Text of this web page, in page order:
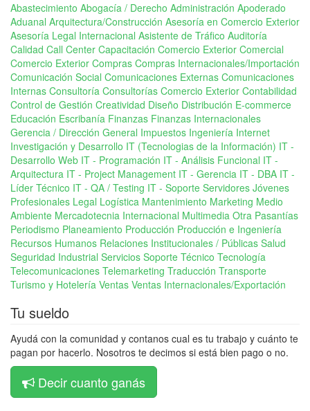
Abastecimiento Abogacía / Derecho Administración Apoderado
Aduanal Arquitectura/Construcción Asesoría en Comercio Exterior
Asesoría Legal Internacional Asistente de Tráfico Auditoría
Calidad Call Center Capacitación Comercio Exterior Comercial
Comercio Exterior Compras Compras Internacionales/Importación
Comunicación Social Comunicaciones Externas Comunicaciones
Internas Consultoría Consultorías Comercio Exterior Contabilidad
Control de Gestión Creatividad Diseño Distribución E-commerce
Educación Escribanía Finanzas Finanzas Internacionales
Gerencia / Dirección General Impuestos Ingeniería Internet
Investigación y Desarrollo IT (Tecnologias de la Información) IT -
Desarrollo Web IT - Programación IT - Análisis Funcional IT -
Arquitectura IT - Project Management IT - Gerencia IT - DBA IT -
Líder Técnico IT - QA / Testing IT - Soporte Servidores Jóvenes
Profesionales Legal Logística Mantenimiento Marketing Medio
Ambiente Mercadotecnia Internacional Multimedia Otra Pasantías
Periodismo Planeamiento Producción Producción e Ingeniería
Recursos Humanos Relaciones Institucionales / Públicas Salud
Seguridad Industrial Servicios Soporte Técnico Tecnología
Telecomunicaciones Telemarketing Traducción Transporte
Turismo y Hotelería Ventas Ventas Internacionales/Exportación
Tu sueldo
Ayudá con la comunidad y contanos cual es tu trabajo y cuánto te
pagan por hacerlo. Nosotros te decimos si está bien pago o no.
Decir cuanto ganás